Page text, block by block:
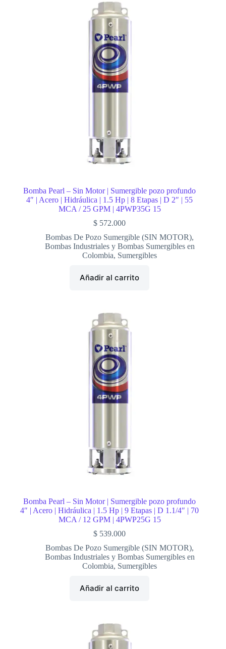
Bomba Pearl – Sin Motor | Sumergible pozo profundo
4″ | Acero | Hidráulica | 1.5 Hp | 8 Etapas | D 2″ | 55
MCA / 25 GPM | 4PWP35G 15
$ 572.000
Bombas De Pozo Sumergible (SIN MOTOR),
Bombas Industriales y Bombas Sumergibles en
Colombia, Sumergibles
Añadir al carrito
Bomba Pearl – Sin Motor | Sumergible pozo profundo
4″ | Acero | Hidráulica | 1.5 Hp | 9 Etapas | D 1.1/4″ | 70
MCA / 12 GPM | 4PWP25G 15
$ 539.000
Bombas De Pozo Sumergible (SIN MOTOR),
Bombas Industriales y Bombas Sumergibles en
Colombia, Sumergibles
Añadir al carrito